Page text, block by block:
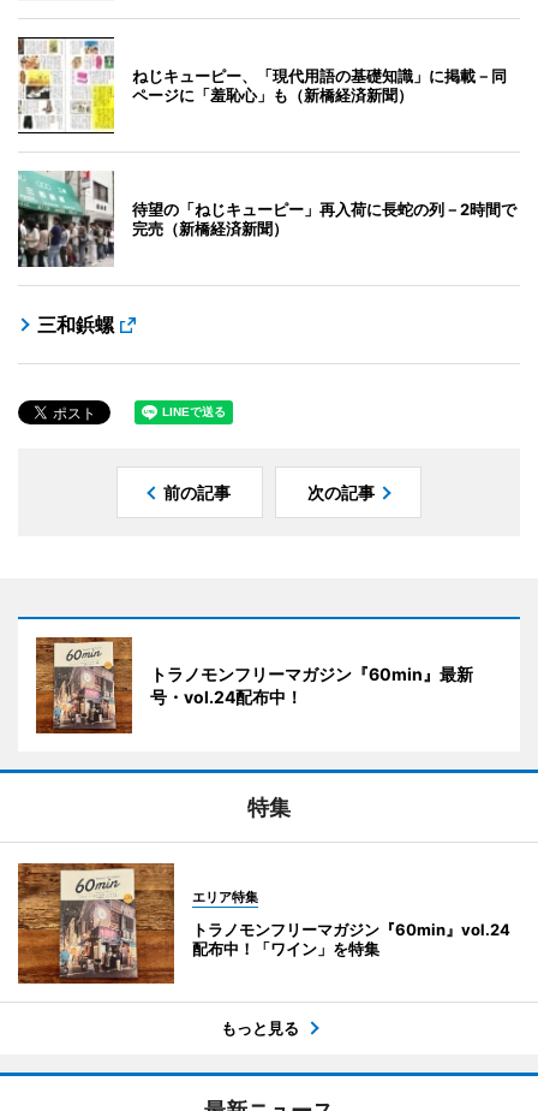
ねじキューピー、「現代用語の基礎知識」に掲載－同
ページに「羞恥心」も（新橋経済新聞）
待望の「ねじキューピー」再入荷に長蛇の列－2時間で
完売（新橋経済新聞）
三和鋲螺
前の記事 次の記事
トラノモンフリーマガジン『60min』最新
号・vol.24配布中！
特集
エリア特集
トラノモンフリーマガジン『60min』vol.24
配布中！「ワイン」を特集
もっと見る